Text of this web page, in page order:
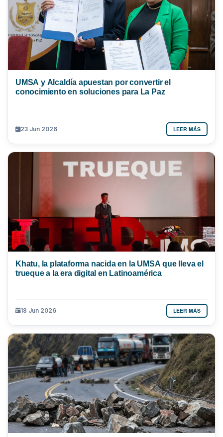
UMSA y Alcaldía apuestan por convertir el
conocimiento en soluciones para La Paz
23 Jun 2026 LEER MÁS
Khatu, la plataforma nacida en la UMSA que lleva el
trueque a la era digital en Latinoamérica
18 Jun 2026 LEER MÁS